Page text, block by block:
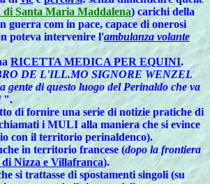
di Santa Maria Maddalena) carichi della
guerra com in pace, capace di onerosi
poteva intervenire l'ambulanza volante
RICETTA MEDICA PER EQUINI.
DE L'ILL.MO SIGNORE WENZEL
di questo luogo del Perinaldo che va
".
di fornire una serie di notizie pratiche di
i MULI alla maniera che si evince
con il territorio perinaldenco).
in territorio francese (dopo la frontiera
Nizza e Villafranca).
si trattasse dispostamenti singoli(su